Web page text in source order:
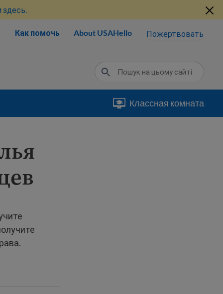
Как помочь About USAHello Пожертвовать
Классная комната